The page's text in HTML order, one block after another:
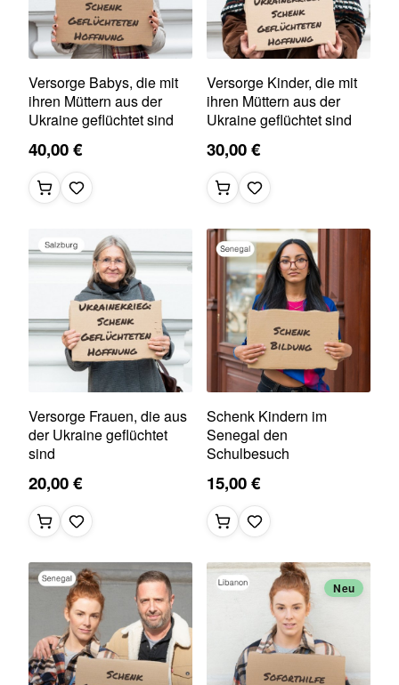
Versorge Babys, die mit
ihren Müttern aus der
Ukraine geflüchtet sind
40,00 €
Versorge Kinder, die mit
ihren Müttern aus der
Ukraine geflüchtet sind
30,00 €
Versorge Frauen, die aus
der Ukraine geflüchtet
sind
20,00 €
Schenk Kindern im
Senegal den
Schulbesuch
15,00 €
Neu